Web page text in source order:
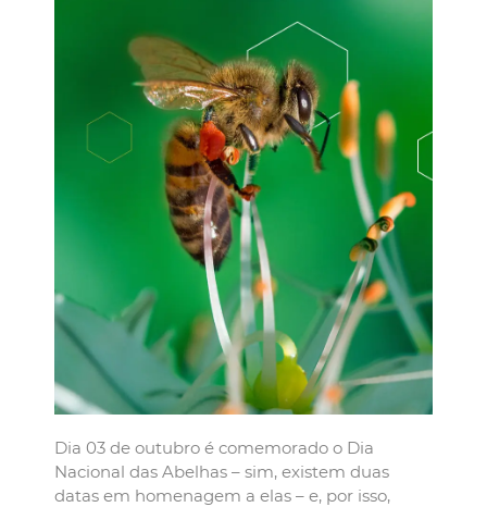
Dia 03 de outubro é comemorado o Dia
Nacional das Abelhas – sim, existem duas
datas em homenagem a elas – e, por isso,